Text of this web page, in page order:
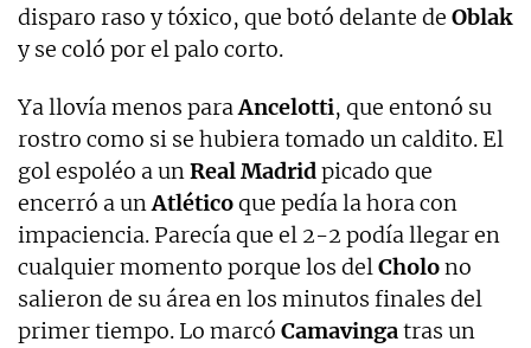
disparo raso y tóxico, que botó delante de Oblak
y se coló por el palo corto.
Ya llovía menos paraAncelotti, que entonó su
rostro como si se hubiera tomado un caldito. El
gol espoléo a unReal Madridpicado que
encerró a unAtléticoque pedía la hora con
impaciencia. Parecía que el 2-2 podía llegar en
cualquier momento porque los delCholono
salieron de su área en los minutos finales del
primer tiempo. Lo marcó Camavingatras un